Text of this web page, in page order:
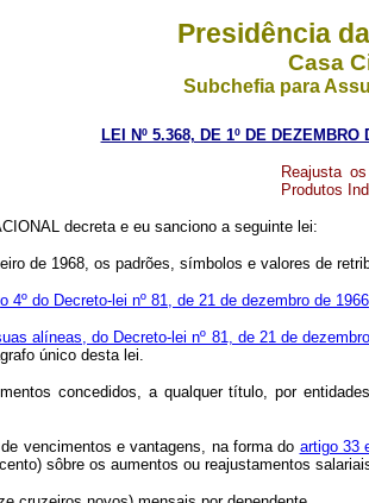
Presidência
Casa
Subchefia para
LEI Nº 5.368, DE 1º DE DEZEMBRO
Reajusta
Produtos
decreta e eu sanciono a seguinte lei:
de 1968, os padrões, símbolos e valores de
4º do Decreto-lei nº 81, de 21 de dezembro de
alíneas, do Decreto-lei nº 81, de 21 de
único desta lei.
concedidos, a qualquer título, por
vencimentos e vantagens, na forma do artigo 33
sôbre os aumentos ou reajustamentos